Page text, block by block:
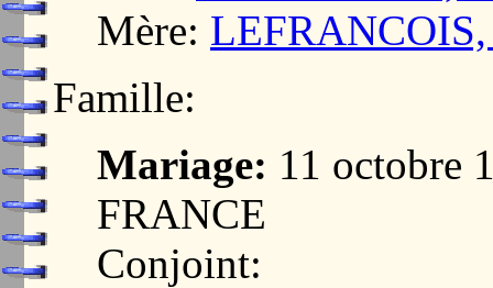
Mère:
Famille:
Mariage: 11 octobre
FRANCE
Conjoint: